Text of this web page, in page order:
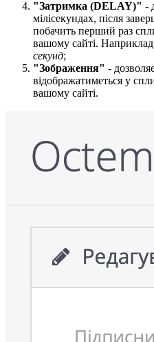
"Затримка (DELAY)" -
мілісекундах, після
побачить перший раз
вашому сайті.
секунд;
"Зображення​" -
відображатиметься у
вашому сайті.